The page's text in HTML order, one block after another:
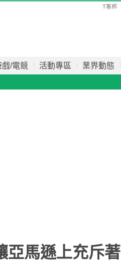
T客邦
戲/電競 活動專區 業界動態
亞馬遜上充斥著